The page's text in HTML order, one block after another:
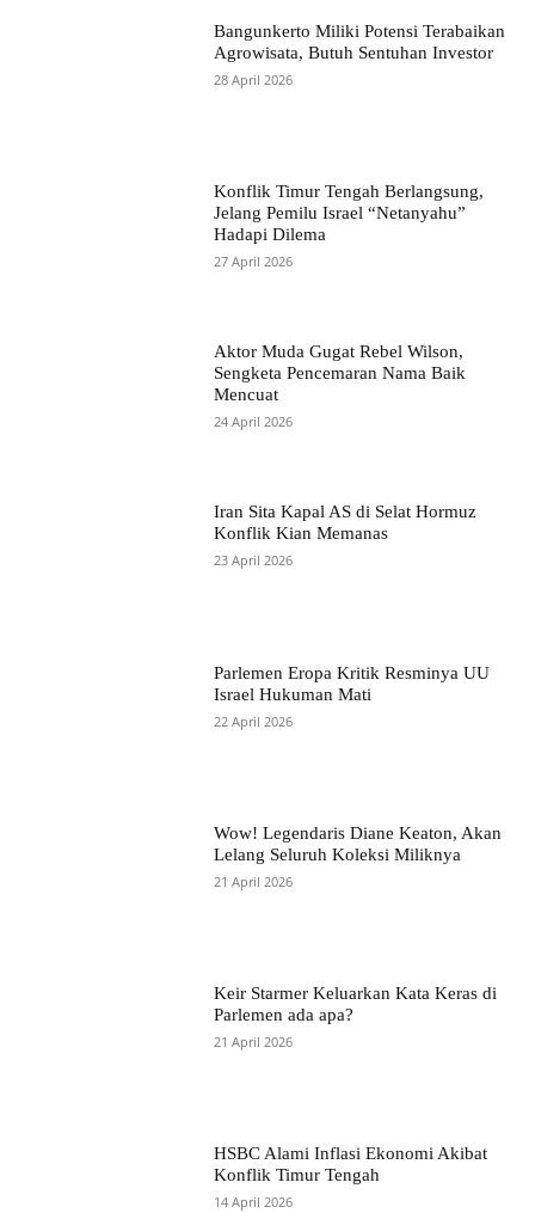
Bangunkerto Miliki Potensi Terabaikan
Agrowisata, Butuh Sentuhan Investor
28 April 2026
Konflik Timur Tengah Berlangsung,
Jelang Pemilu Israel “Netanyahu”
Hadapi Dilema
27 April 2026
Aktor Muda Gugat Rebel Wilson,
Sengketa Pencemaran Nama Baik
Mencuat
24 April 2026
Iran Sita Kapal AS di Selat Hormuz
Konflik Kian Memanas
23 April 2026
Parlemen Eropa Kritik Resminya UU
Israel Hukuman Mati
22 April 2026
Wow! Legendaris Diane Keaton, Akan
Lelang Seluruh Koleksi Miliknya
21 April 2026
Keir Starmer Keluarkan Kata Keras di
Parlemen ada apa?
21 April 2026
HSBC Alami Inflasi Ekonomi Akibat
Konflik Timur Tengah
14 April 2026